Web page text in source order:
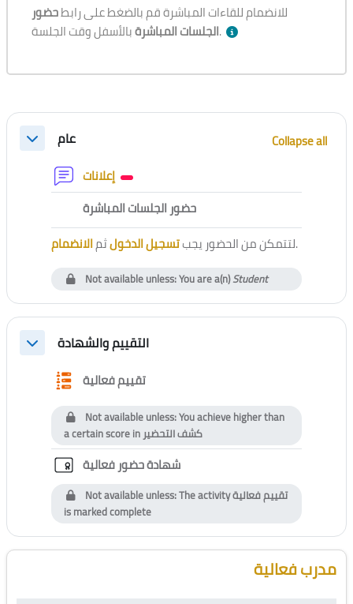
للانضمام للقاءات المباشرة قم بالضغط على رابطحضور
الجلسات المباشرةبالأسفل وقت الجلسة.
Section outline
Collapseعام
Collapse all
Forum
حضور الجلسات المباشرةExternal tool
لتتمكن من الحضور يجبتسجيل الدخولثمالانضمام .
Not available unless: You are a(n)Student
Collapseالتقييم والشهادة
تقييم فعاليةQuestionnaire
Not available unless: You achieve higher than
a certain score inكشف التحضير
شهادة حضور فعاليةCustom certificate
Not available unless: The activityتقييم فعالية
is marked complete
Blocks
Skip [Cocoon] Course Instructor مدرب فعالية